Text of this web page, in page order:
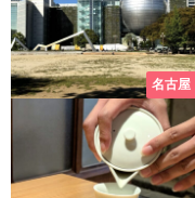
名古屋